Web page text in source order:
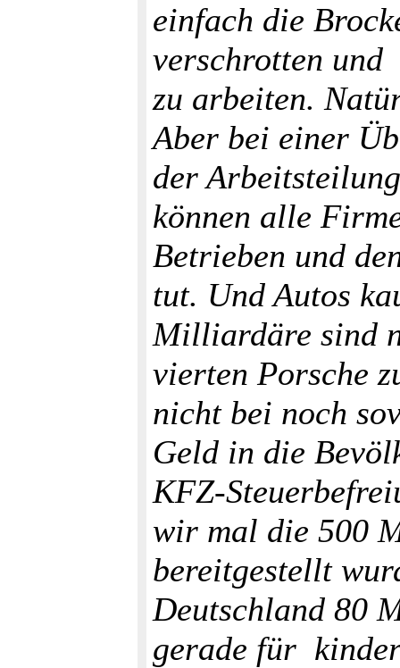
einfach die
verschrotten
zu arbeiten.
Aber bei einer
der
können alle
Betrieben und
tut. Und Autos
Milliardäre sind
vierten Porsche
nicht bei noch
Geld in die
KFZ-
wir mal die 500
bereitgestellt
Deutschland 80
gerade für